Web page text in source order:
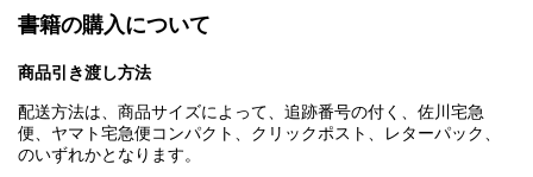
書籍の購入について
商品引き渡し方法
配送方法は、商品サイズによって、追跡番号の付く、佐川宅急
便、ヤマト宅急便コンパクト、クリックポスト、レターパック、
のいずれかとなります。